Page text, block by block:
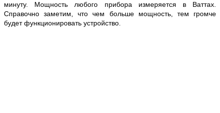
минуту. Мощность любого прибора измеряется в Ваттах.
Справочно заметим, что чем больше мощность, тем громче
будет функционировать устройство.